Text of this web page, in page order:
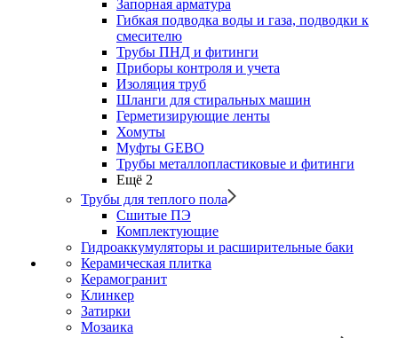
Запорная арматура
Гибкая подводка воды и газа, подводки к
смесителю
Трубы ПНД и фитинги
Приборы контроля и учета
Изоляция труб
Шланги для стиральных машин
Герметизирующие ленты
Хомуты
Муфты GEBO
Трубы металлопластиковые и фитинги
Ещё 2
Трубы для теплого пола
Сшитые ПЭ
Комплектующие
Гидроаккумуляторы и расширительные баки
Керамическая плитка
Керамогранит
Клинкер
Затирки
Мозаика